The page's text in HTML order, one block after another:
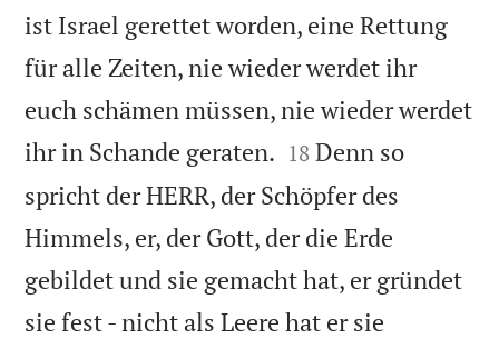
ist Israel gerettet worden, eine Rettung
für alle Zeiten, nie wieder werdet ihr
euch schämen müssen, nie wieder werdet
ihr in Schande geraten. 

18 Denn so
spricht der HERR, der Schöpfer des
Himmels, er, der Gott, der die Erde
gebildet und sie gemacht hat, er gründet
sie fest - nicht als Leere hat er sie